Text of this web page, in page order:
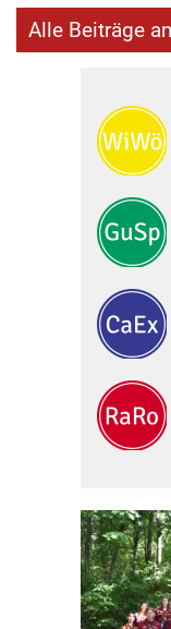
Alle Beiträge